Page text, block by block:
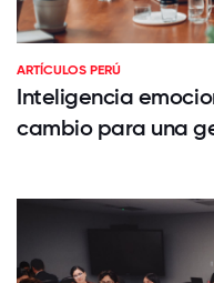
ARTÍCULOS PERÚ
Inteligencia
cambio para una